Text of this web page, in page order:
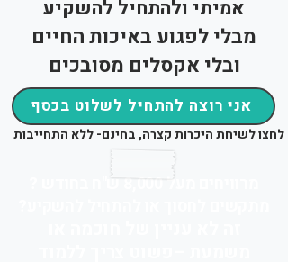
אמיתי ולהתחיל להשקיע​
מבלי לפגוע באיכות החיים
ובלי אקסלים מסובכים​
אני רוצה להתחיל לשלוט בכסף
לחצו לשיחת היכרות קצרה, בחינם- ללא התחייבות